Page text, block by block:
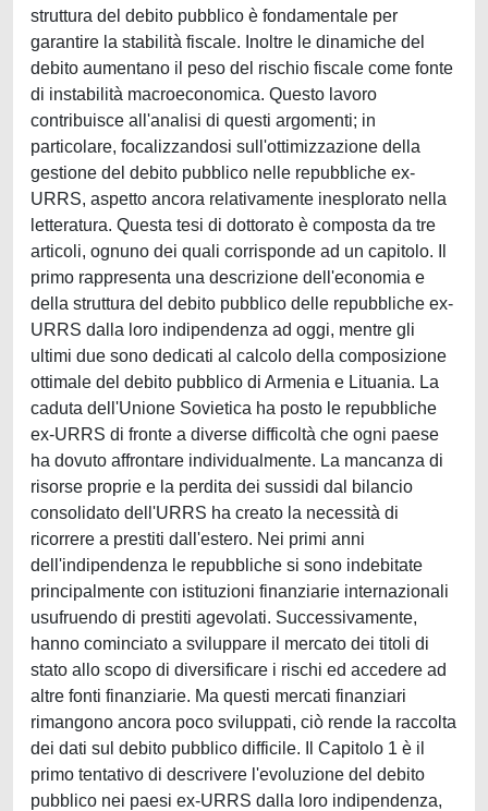
struttura del debito pubblico è fondamentale per
garantire la stabilità fiscale. Inoltre le dinamiche del
debito aumentano il peso del rischio fiscale come fonte
di instabilità macroeconomica. Questo lavoro
contribuisce all'analisi di questi argomenti; in
particolare, focalizzandosi sull'ottimizzazione della
gestione del debito pubblico nelle repubbliche ex-
URRS, aspetto ancora relativamente inesplorato nella
letteratura. Questa tesi di dottorato è composta da tre
articoli, ognuno dei quali corrisponde ad un capitolo. Il
primo rappresenta una descrizione dell'economia e
della struttura del debito pubblico delle repubbliche ex-
URRS dalla loro indipendenza ad oggi, mentre gli
ultimi due sono dedicati al calcolo della composizione
ottimale del debito pubblico di Armenia e Lituania. La
caduta dell'Unione Sovietica ha posto le repubbliche
ex-URRS di fronte a diverse difficoltà che ogni paese
ha dovuto affrontare individualmente. La mancanza di
risorse proprie e la perdita dei sussidi dal bilancio
consolidato dell'URRS ha creato la necessità di
ricorrere a prestiti dall'estero. Nei primi anni
dell'indipendenza le repubbliche si sono indebitate
principalmente con istituzioni finanziarie internazionali
usufruendo di prestiti agevolati. Successivamente,
hanno cominciato a sviluppare il mercato dei titoli di
stato allo scopo di diversificare i rischi ed accedere ad
altre fonti finanziarie. Ma questi mercati finanziari
rimangono ancora poco sviluppati, ciò rende la raccolta
dei dati sul debito pubblico difficile. Il Capitolo 1 è il
primo tentativo di descrivere l'evoluzione del debito
pubblico nei paesi ex-URRS dalla loro indipendenza,